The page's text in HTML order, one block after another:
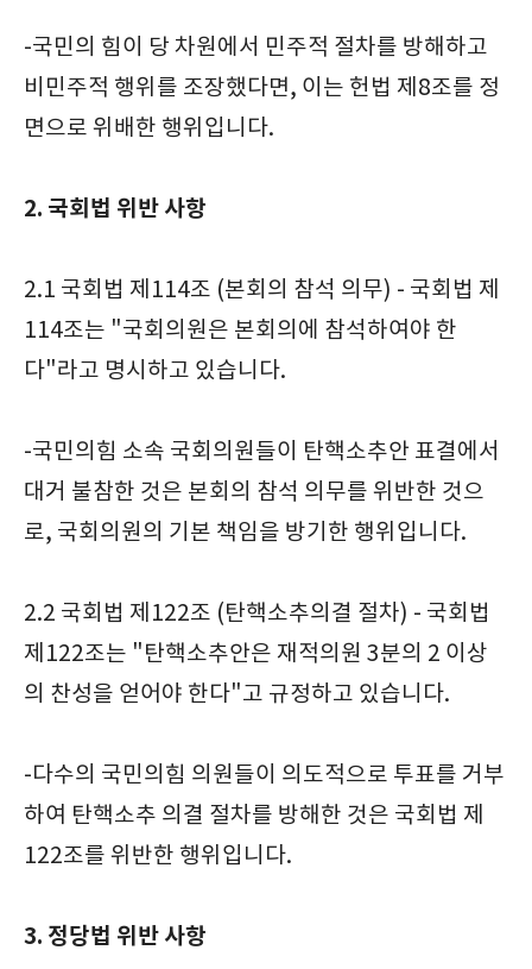
-국민의 힘이 당 차원에서 민주적 절차를 방해하고
비민주적 행위를 조장했다면, 이는 헌법 제8조를 정
면으로 위배한 행위입니다.
2. 국회법 위반 사항
2.1 국회법 제114조 (본회의 참석 의무) - 국회법 제
114조는 "국회의원은 본회의에 참석하여야 한
다"라고 명시하고 있습니다.
-국민의힘 소속 국회의원들이 탄핵소추안 표결에서
대거 불참한 것은 본회의 참석 의무를 위반한 것으
로, 국회의원의 기본 책임을 방기한 행위입니다.
2.2 국회법 제122조 (탄핵소추의결 절차) - 국회법
제122조는 "탄핵소추안은 재적의원 3분의 2 이상
의 찬성을 얻어야 한다"고 규정하고 있습니다.
-다수의 국민의힘 의원들이 의도적으로 투표를 거부
하여 탄핵소추 의결 절차를 방해한 것은 국회법 제
122조를 위반한 행위입니다.
3. 정당법 위반 사항